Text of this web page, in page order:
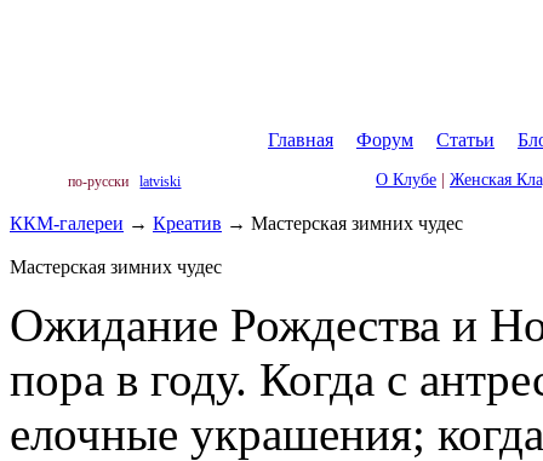
Главная Форум Статьи
по-русски latviski О Клубе Женская
ККМ-галереи → Креатив → Мастерская зимних чудес
Мастерская зимних чудес
Ожидание Рождества и
пора в году. Когда с
елочные украшения;